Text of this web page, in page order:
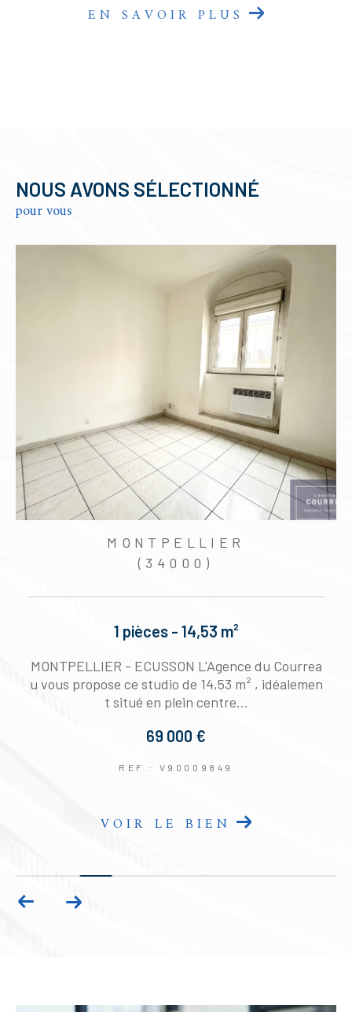
EN SAVOIR PLUS
NOUS AVONS SÉLECTIONNÉ
pour vous
MONTPELLIER
(34000)
1 pièces - 14,53 m²
MONTPELLIER - ECUSSON L'Agence du Courrea
u vous propose ce studio de 14,53 m² , idéalemen
t situé en plein centre...
69 000 €
REF : V90009849
VOIR LE BIEN